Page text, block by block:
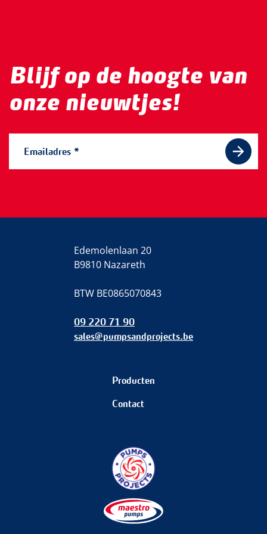
Blijf op de hoogte van
onze nieuwtjes!
Producten
Contact
Edemolenlaan 20
B9810 Nazareth
BTW BE0865070843
09 220 71 90
sales@pumpsandprojects.be